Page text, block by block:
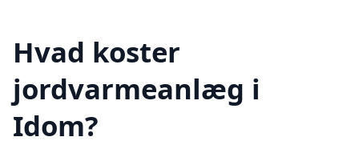
Hvad koster
jordvarmeanlæg i
Idom?